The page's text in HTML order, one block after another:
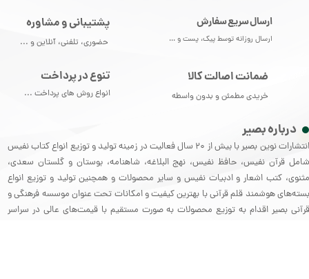
درباره بصیر
انتشارات نوین بصیر با بیش از 20 سال فعالیت در زمینه تولید و توزیع انواع کتاب نفیس
شامل قرآن نفیس، حافظ نفیس، نهج البلاغه، شاهنامه، بوستان و گلستان سعدی،
مثنوی، کتب اشعار و ادبیات نفیس و سایر محصولات و همچنین تولید و توزیع انواع
بسته‌های هوشمند قلم قرآنی با بهترین کیفیت و امکانات تحت عنوان موسسه فرهنگی و
قرآنی بصیر اقدام به توزیع محصولات به صورت مستقیم با قیمت‌های عالی در سراسر
ارسال سریع سفارش
ارسال روزانه توسط پیک، پست و ...
تنوع در پرداخت
انواع روش های پرداخت ...
پشتیبانی و مشاوره
حضوری، تلفنی، آنلاین و ...
ضمانت اصالت کالا
خریدی مطمئن و بدون واسطه